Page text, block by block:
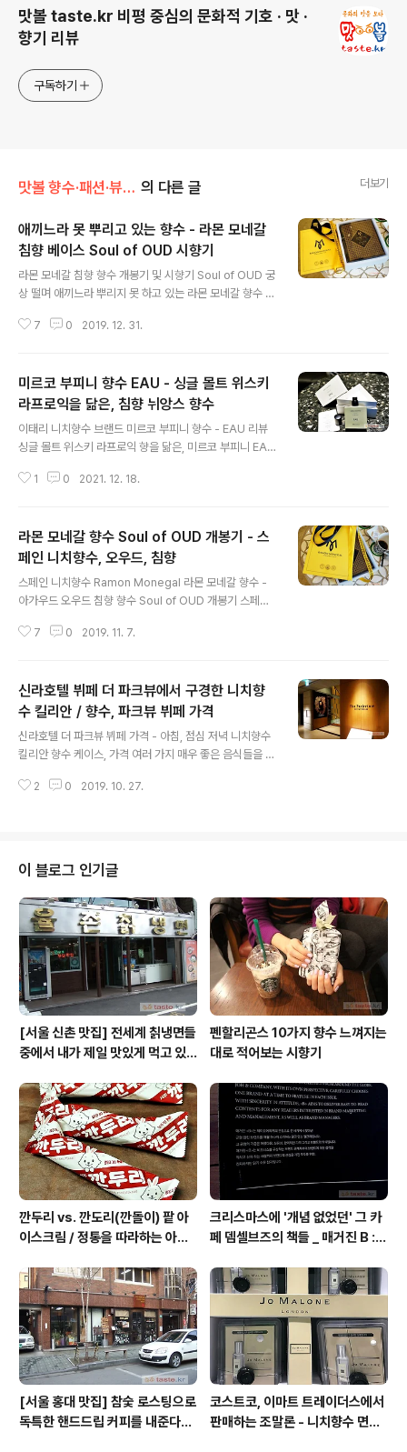
맛볼 taste.kr 비평 중심의 문화적 기호 · 맛 ·
향기 리뷰
구독하기
맛볼 향수·패션·뷰티/향수 의 다른 글 더보기
애끼느라 못 뿌리고 있는 향수 - 라몬 모네갈
침향 베이스 Soul of OUD 시향기
라몬 모네갈 침향 향수 개봉기 및 시향기 Soul of OUD 궁
상 떨며 애끼느라 뿌리지 못 하고 있는 라몬 모네갈 향수 S
리즈 DON'T TOUCH MY OUDS 컬렉션 4종 중 하나 S
없이 하릴없이 말할 수밖에 없는 향수 2. 뿌리면 공간에 퍼
진 향이 햇살처럼 광채로 변하는 놀라운 체험 3. 향의 격에
부합하는 케이스의 위상 4. 구입했던 향수들 중 (용량 대
비) 가장 비싼 향수: 506,000원 처음에 가격 봤을 때는
"대체 뭔데? 그렇게 비싸면 혹할 줄 알고? Oud 이름 달고
넨장 비싸기만 한 종자 여럿 봤는데...
7 0 2019. 12. 31.
미르코 부피니 향수 EAU - 싱글 몰트 위스키
라프로익을 닮은, 침향 뉘앙스 향수
이태리 니치향수 브랜드 미르코 부피니 향수 - EAU 리뷰
싱글 몰트 위스키 라프로익 향을 닮은, 미르코 부피니 EAU
fini 오 노우스 코롱 EAU Noûs Cologne 리뷰. 알싸하고
은밀히 OUD를 담았는지, 아니면 그것을 안 넣었어도 의도
해서 침향 뉘앙스를 표현한 것인지 알 도리 없으나, 바나나
1% 넣어서 가까스로 를 모면하고 를 허락 받는 수준으로,
라고 이름 붙인 웬만한 향수보다 훌륭한 오욷내. 특히나 2
코 부피니 피렌체 홈페이지: mirkobuffinifi..
1 0 2021. 12. 18.
라몬 모네갈 향수 Soul of OUD 개봉기 - 스
페인 니치향수, 오우드, 침향
스페인 니치향수 Ramon Monegal 라몬 모네갈 향수 -
아가우드 오우드 침향 향수 Soul of OUD 개봉기 스페인
시한 침향(Agarwood; OUD) 향수 컬렉션 [DON'T TO
of OUD 시향기 taste.kr/1743 지구상 존재하는 침향을
표방하는 향수들 가운데, 한 번이라도 맡아 봤던 50여 종
침향 향수들 중 엄선한 베스트 3 순위를 단숨에 갈아치우
고 1위에 등극한 침향 향수의 꼭대기... Soul of OUD. "말
할 수 없는 것에는 침묵해야 한다"는 비트겐슈타인의 금언
에도 불구하고 ..
7 0 2019. 11. 7.
신라호텔 뷔페 더 파크뷰에서 구경한 니치향
수 킬리안 / 향수, 파크뷰 뷔페 가격
신라호텔 더 파크뷰 뷔페 가격 - 아침, 점심 저녁 니치향수
킬리안 향수 케이스, 가격 여러 가지 매우 좋은 음식들을 한
동구매식당 파크뷰에 연례행사 첨욱첨욱하러 갔다가, 입구
향후 소유할 가능성은 높지 않은, 진짜로 남의 나라 루브르
박물관 방탄유리 속 유물과도 같은 니치향수 킬리안 향수.
신라호텔 뷔페 파크뷰 가격 아침: 성인 59,000원 / 어린이
32,000원 브런치: 108,000원 / 어린이 59,000원 저녁:
성인 118,000원 / 어린이 64,000원 킬리안 향수 ..
2 0 2019. 10. 27.
이 블로그 인기글
[서울 신촌 맛집] 전세계 칡냉면들
중에서 내가 제일 맛있게 먹고 있
펜할리곤스 10가지 향수 느껴지는
대로 적어보는 시향기
깐두리 vs. 깐도리(깐돌이) 팥 아
이스크림 / 정통을 따라하는 아류
스크림
크리스마스에 '개념 없었던' 그 카
페 뎀셀브즈의 책들 _ 매거진 B :
커피
[서울 홍대 맛집] 참숯 로스팅으로
독특한 핸드드립 커피를 내준다는
코스트코, 이마트 트레이더스에서
판매하는 조말론 - 니치향수 면세